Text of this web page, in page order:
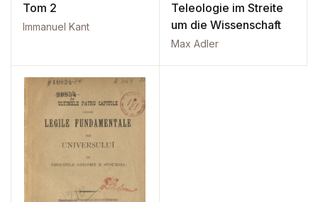
Tom 2
Immanuel Kant
Teleologie im Streite
um die Wissenschaft
Max Adler